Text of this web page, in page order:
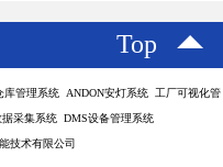
Top
管理系统 ANDON安灯系统 工厂可视化管
采集系统 DMS设备管理系统
技术有限公司